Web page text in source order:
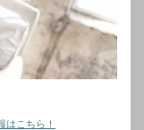
はこちら！